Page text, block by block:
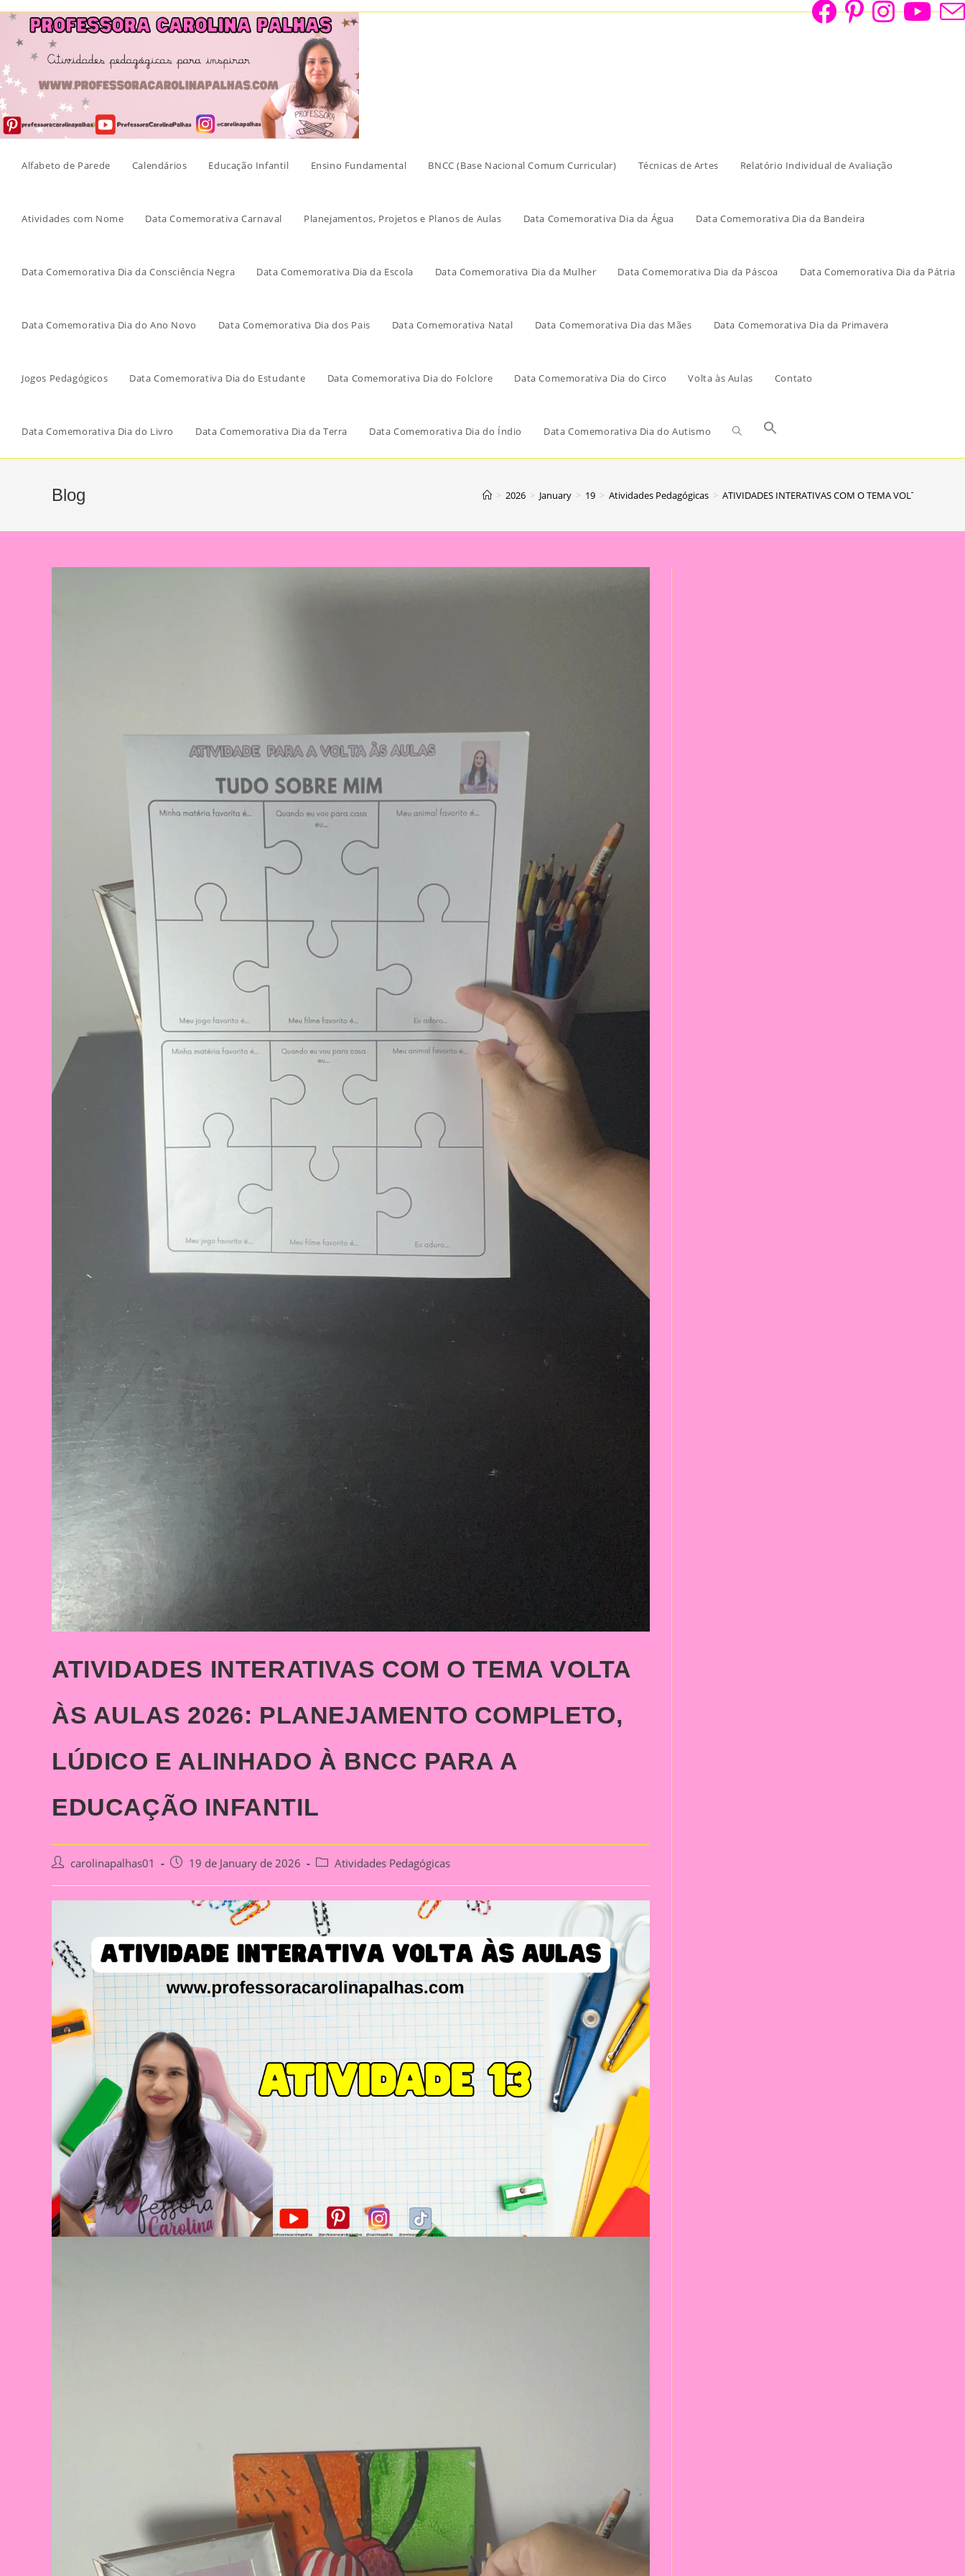
Skip
content
Alfabeto de Parede Calendários Educação Infantil Ensino Fundamental BNCC (Base Nacional Comum Curricular) Técnicas de Artes Relatório Individual de Avaliação
Atividades com Nome Data Comemorativa Carnaval Planejamentos, Projetos e Planos de Aulas Data Comemorativa Dia da Água Data Comemorativa Dia da Bandeira
Data Comemorativa Dia da Consciência Negra Data Comemorativa Dia da Escola Data Comemorativa Dia da Mulher Data Comemorativa Dia da Páscoa Data Comemorativa Dia da Pátria
Data Comemorativa Dia do Ano Novo Data Comemorativa Dia dos Pais Data Comemorativa Natal Data Comemorativa Dia das Mães Data Comemorativa Dia da Primavera
Jogos Pedagógicos Data Comemorativa Dia do Estudante Data Comemorativa Dia do Folclore Data Comemorativa Dia do Circo Volta às Aulas Contato
Data Comemorativa Dia do Livro Data Comemorativa Dia da Terra Data Comemorativa Dia do Índio Data Comemorativa Dia do Autismo
Blog > 2026 > January > 19 > Atividades Pedagógicas > ATIVIDADES INTERATIVAS COM O TEMA VOLTA ÀS
ATIVIDADES INTERATIVAS COM O TEMA VOLTA
ÀS AULAS 2026: PLANEJAMENTO COMPLETO,
LÚDICO E ALINHADO À BNCC PARA A
EDUCAÇÃO INFANTIL
Post carolinapalhas01
Post 19 de January de 2026
PostAtividades Pedagógicas